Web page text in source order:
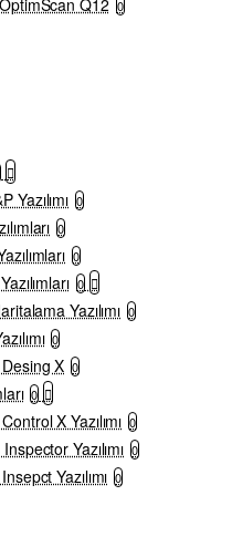
OptimScan Q12 0
Yazılımı 0
0
0
0
Yazılımı 0
0
X 0
0
X Yazılımı 0
Yazılımı 0
Yazılımı 0